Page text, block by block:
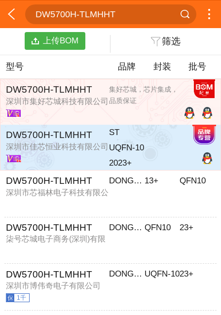
DW5700H-TLMHHT
上传BOM 筛选
型号 品牌 封装 批号
DW5700H-TLMHHT
深圳市集好芯城科技有限公司
集好芯城，芯片集成，
品质保证
DW5700H-TLMHHT
深圳市佳芯恒业科技有限公司
ST
UQFN-10
2023+
DW5700H-TLMHHT
深圳市芯福林电子科技有限公
DONGWOO 13+ QFN10
DW5700H-TLMHHT
柒号芯城电子商务(深圳)有限
DONGWOO QFN10 23+
DW5700H-TLMHHT
深圳市博伟奇电子有限公司
1千
DONGWOON UQFN-1023+